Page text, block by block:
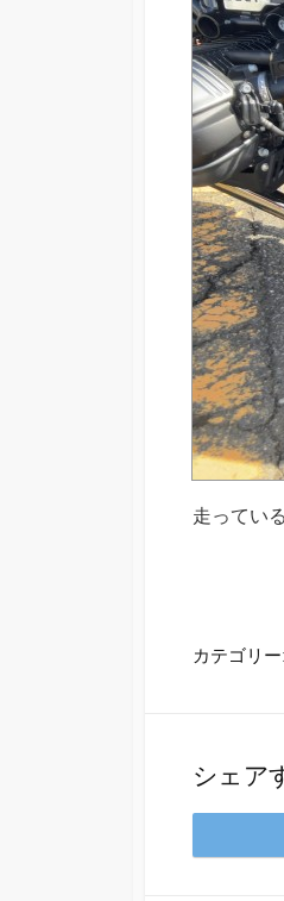
走ってい
カテゴリー:
シェア